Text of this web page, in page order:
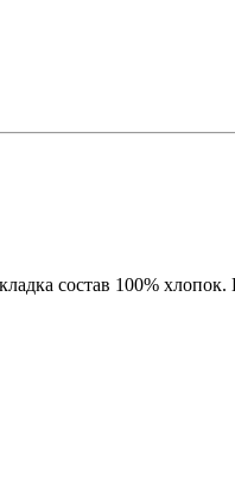
состав 100%